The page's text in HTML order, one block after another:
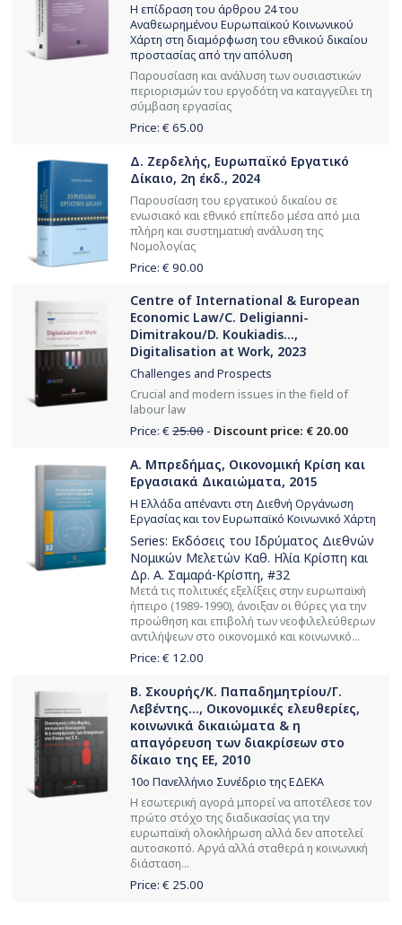
Η επίδραση του άρθρου 24 του
Αναθεωρημένου Ευρωπαϊκού Κοινωνικού
Χάρτη στη διαμόρφωση του εθνικού δικαίου
προστασίας από την απόλυση
Παρουσίαση και ανάλυση των ουσιαστικών
περιορισμών του εργοδότη να καταγγείλει τη
σύμβαση εργασίας
Price: € 65.00
Δ. Ζερδελής, Ευρωπαϊκό Εργατικό
Δίκαιο, 2η έκδ., 2024
Παρουσίαση του εργατικού δικαίου σε
ενωσιακό και εθνικό επίπεδο μέσα από μια
πλήρη και συστηματική ανάλυση της
Νομολογίας
Price: € 90.00
Centre of International & European
Economic Law/C. Deligianni-
Dimitrakou/D. Koukiadis...,
Digitalisation at Work, 2023
Challenges and Prospects
Crucial and modern issues in the field of
labour law
Price: € 25.00 - Discount price: € 20.00
Α. Μπρεδήμας, Οικονομική Κρίση και
Εργασιακά Δικαιώματα, 2015
Η Ελλάδα απέναντι στη Διεθνή Οργάνωση
Εργασίας και τον Ευρωπαϊκό Κοινωνικό Χάρτη
Series: Εκδόσεις του Ιδρύματος Διεθνών
Νομικών Μελετών Καθ. Ηλία Κρίσπη και
Δρ. Α. Σαμαρά-Κρίσπη, #32
Μετά τις πολιτικές εξελίξεις στην ευρωπαϊκή
ήπειρο (1989-1990), άνοιξαν οι θύρες για την
προώθηση και επιβολή των νεοφιλελεύθερων
αντιλήψεων στο οικονομικό και κοινωνικό...
Price: € 12.00
Β. Σκουρής/Κ. Παπαδημητρίου/Γ.
Λεβέντης..., Οικονομικές ελευθερίες,
κοινωνικά δικαιώματα & η
απαγόρευση των διακρίσεων στο
δίκαιο της ΕΕ, 2010
10ο Πανελλήνιο Συνέδριο της ΕΔΕΚΑ
Η εσωτερική αγορά μπορεί να αποτέλεσε τον
πρώτο στόχο της διαδικασίας για την
ευρωπαϊκή ολοκλήρωση αλλά δεν αποτελεί
αυτοσκοπό. Αργά αλλά σταθερά η κοινωνική
διάσταση...
Price: € 25.00